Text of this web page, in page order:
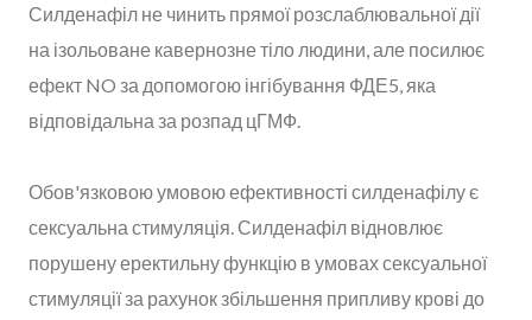
Силденафіл не чинить прямої розслаблювальної дії
на ізольоване кавернозне тіло людини, але посилює
ефект NO за допомогою інгібування ФДЕ5, яка
відповідальна за розпад цГМФ.
Обов'язковою умовою ефективності силденафілу є
сексуальна стимуляція. Силденафіл відновлює
порушену еректильну функцію в умовах сексуальної
стимуляції за рахунок збільшення припливу крові до